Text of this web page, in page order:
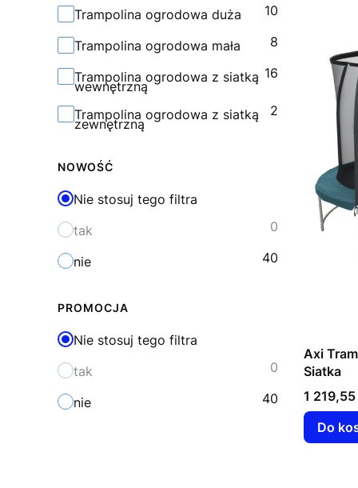
Kolekcja
Trampolina ogrodowa duża 10
Trampolina ogrodowa mała 8
Trampolina ogrodowa z siatką
wewnętrzną
16
Trampolina ogrodowa z siatką
zewnętrzną
2
NOWOŚĆ
Nie stosuj tego filtra
tak
0
nie 40
PROMOCJA
Nie stosuj tego filtra
tak
0
nie 40
Axi
Siatka
Cena
1 219,55
Do